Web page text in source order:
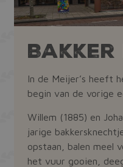
In de Meijer’s heeft
begin van de vorige
Willem (1885) en
jarige
opstaan, balen meel
het vuur gooien,